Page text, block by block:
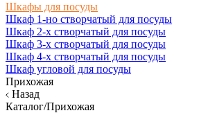
Шкафы для посуды
Шкаф 1-но створчатый для посуды
Шкаф 2-х створчатый для посуды
Шкаф 3-х створчатый для посуды
Шкаф 4-х створчатый для посуды
Шкаф угловой для посуды
Прихожая
Назад
Каталог/Прихожая